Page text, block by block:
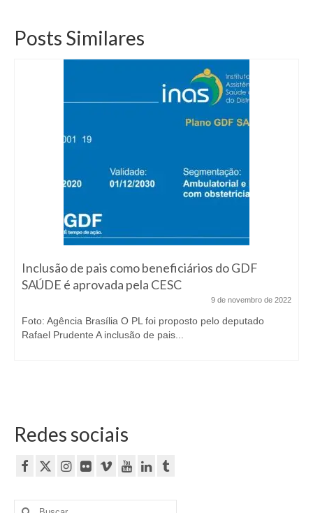
Posts Similares
Inclusão de pais como beneficiários do GDF
SAÚDE é aprovada pela CESC
9 de novembro de 2022
Foto: Agência Brasília O PL foi proposto pelo deputado
Rafael Prudente A inclusão de pais...
Redes sociais
Buscar